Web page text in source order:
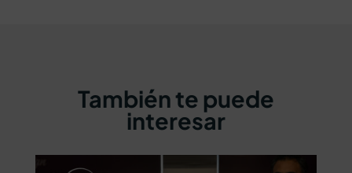
También te puede
interesar